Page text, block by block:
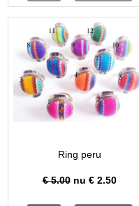
Ring peru
€ 5.00nu € 2.50